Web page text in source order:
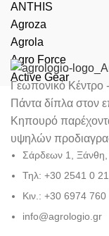
ANTHIS
Agroza
Agrola
Agro Force
Active Gear
Γεωπονικό
Πάντα δίπλα στον
Κηπουρό
υψηλών
Σάρδεων 1,
Τηλ: +30 2541 0
Κιν.: +30 6974 760
info@agrologio.gr